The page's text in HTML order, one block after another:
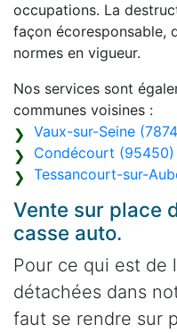
occupations. La
façon écoresponsable,
normes en vigueur.
Nos services sont
communes voisines :
Vaux-sur-Seine
Condécourt (95450)
Tessancourt-sur-
Vente sur place
casse auto.
Pour ce qui est de
détachées dans
faut se rendre sur